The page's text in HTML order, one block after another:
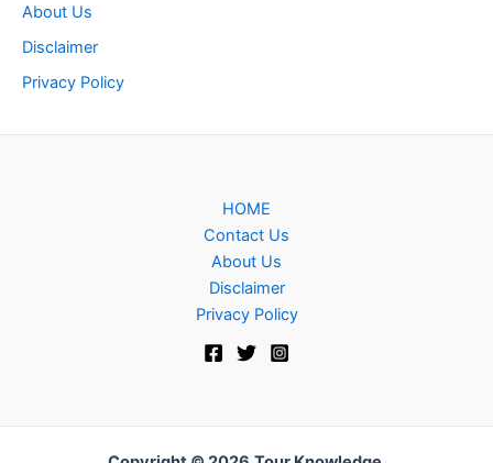
About Us
Disclaimer
Privacy Policy
HOME
Contact Us
About Us
Disclaimer
Privacy Policy